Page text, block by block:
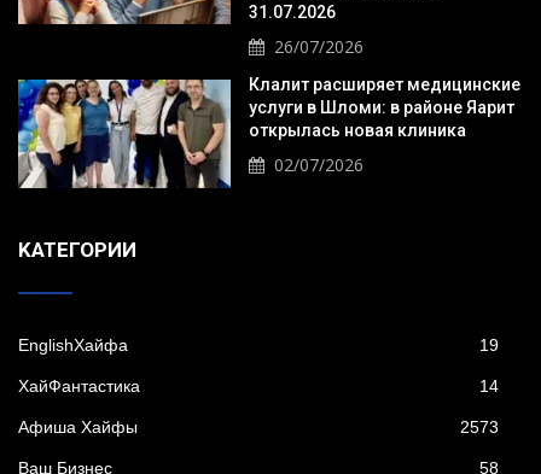
31.07.2026
26/07/2026
Клалит расширяет медицинские
услуги в Шломи: в районе Яарит
открылась новая клиника
02/07/2026
KАТЕГОРИИ
EnglishХайфа 19
XайФантастика 14
Афиша Хайфы 2573
Ваш Бизнес 58